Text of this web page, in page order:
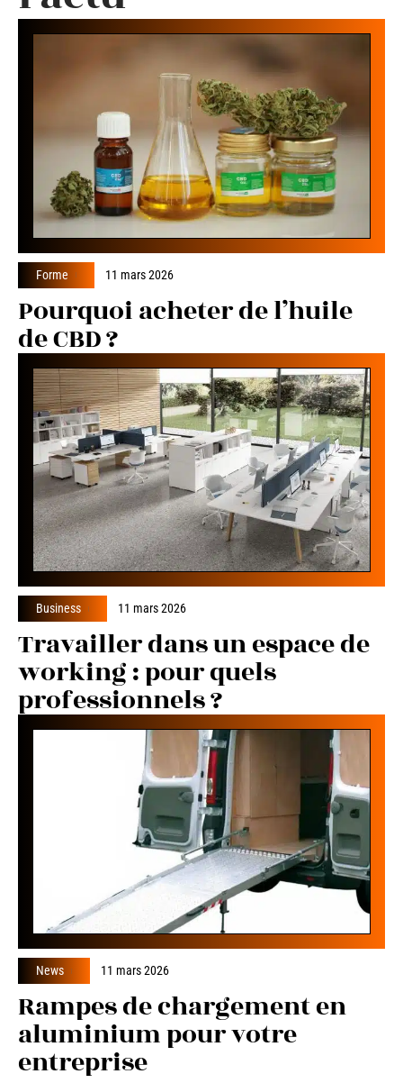
Forme 11 mars 2026
Pourquoi acheter de l’huile
de CBD ?
Business 11 mars 2026
Travailler dans un espace de
working : pour quels
professionnels ?
News 11 mars 2026
Rampes de chargement en
aluminium pour votre
entreprise